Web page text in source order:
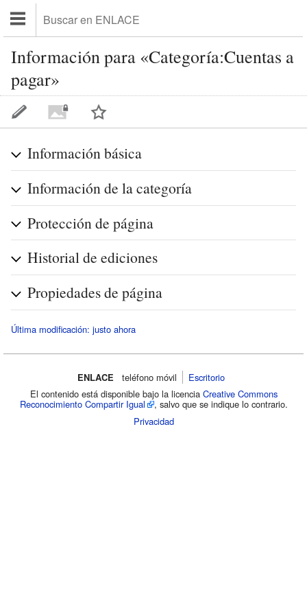
Información para «Categoría:Cuentas a
pagar»
Información básica
Información de la categoría
Protección de página
Historial de ediciones
Propiedades de página
Última modificación: justo ahora
ENLACE teléfono móvil‌
Escritorio
El contenido está disponible bajo la licencia Creative Commons
Reconocimiento Compartir Igual
, salvo que se indique lo contrario.
Privacidad